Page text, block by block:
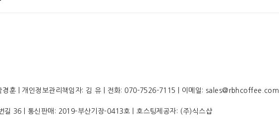
경훈 | 개인정보관리책임자: 김 유 | 전화: 070-7526-7115 | 이메일: sales@rbhcoffee.com
길 36 | 통신판매: 2019-부산기장-0413호 | 호스팅제공자: (주)식스샵